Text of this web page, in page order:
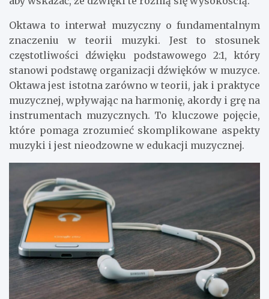
Oktawa to interwał muzyczny o fundamentalnym
znaczeniu w teorii muzyki. Jest to stosunek
częstotliwości dźwięku podstawowego 2:1, który
stanowi podstawę organizacji dźwięków w muzyce.
Oktawa jest istotna zarówno w teorii, jak i praktyce
muzycznej, wpływając na harmonię, akordy i grę na
instrumentach muzycznych. To kluczowe pojęcie,
które pomaga zrozumieć skomplikowane aspekty
muzyki i jest nieodzowne w edukacji muzycznej.